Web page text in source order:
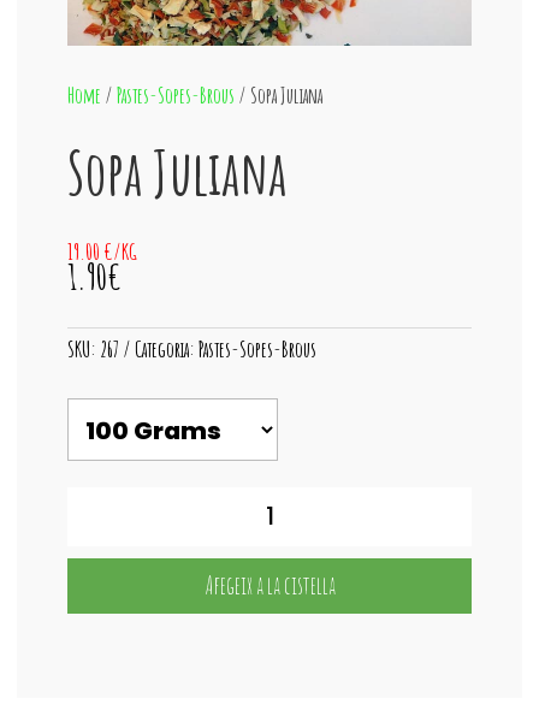
Home /Pastes-Sopes-Brous / Sopa Juliana
Sopa Juliana
19.00 €/KG
1.90€
SKU: 267 Categoria:Pastes-Sopes-Brous
Afegeix a la cistella